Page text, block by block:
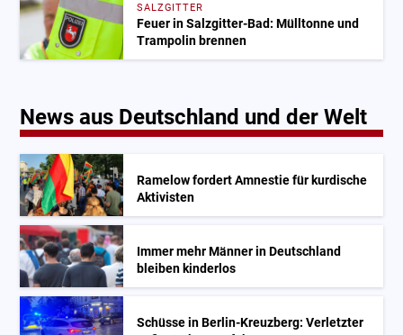
SALZGITTER
Feuer in Salzgitter-Bad: Mülltonne und
Trampolin brennen
News aus Deutschland und der Welt
Ramelow fordert Amnestie für kurdische
Aktivisten
Immer mehr Männer in Deutschland
bleiben kinderlos
Schüsse in Berlin-Kreuzberg: Verletzter